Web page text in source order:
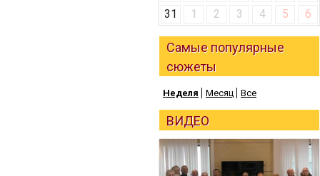
31
1 2 3 4 5 6
Самые популярные
сюжеты
Неделя Месяц Все
ВИДЕО